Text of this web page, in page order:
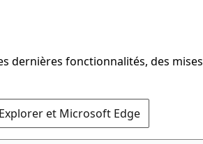
dernières fonctionnalités, des mises
et Microsoft Edge